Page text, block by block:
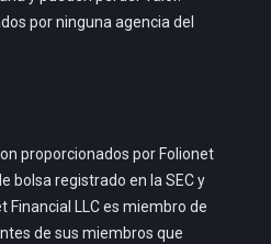
por ninguna agencia del
proporcionados por Folionet
bolsa registrado en la SEC y
Financial LLC es miembro de
de sus miembros que